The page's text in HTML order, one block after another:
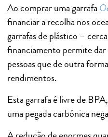
Ao comprar uma garrafa
financiar a recolha nos
garrafas de plástico –
financiamento permite
pessoas que de outra
rendimentos.
Esta garrafa é livre de
uma pegada carbónica